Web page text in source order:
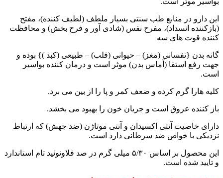
این دارو در منابع طب سنتی بسیار ملطف (لطیف کننده)، مفتح
(بازکننده انسداد)، مفرح نفس (شادی آور و فرح بخش) و محافظت
کننده قوت های سه
گانه بدن {نفسانی (مغز) – حیوانی (قلب) – طبیعی (کبد )} بوده و
جهت رفع استقا (آماس بدن) موثر است و درمان کننده بواسیر
است.
کلیه هارا گرم کرده و ضعف کمر و پا را از بین می برد.
باز کننده عروق است و جریان خون را بهبود می بخشد.
دارای خاصیت آنتی اکسیدان و آنتی موتاژن (ضد جهش) که ارتباط
نزدیکی با خواص ضد سرطانی دارد است.
این محصول بر اساس ۵/۳۰ میلی گرم در صد فلاونوئید تام استاندارد
و تایید شده است.